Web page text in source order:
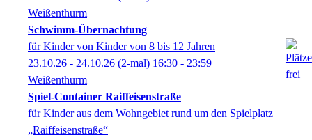
Weißenthurm
Schwimm-Übernachtung
für Kinder von Kinder von 8 bis 12 Jahren
23.10.26 - 24.10.26 (2-mal) 16:30 - 23:59
Weißenthurm
Spiel-Container Raiffeisenstraße
für Kinder aus dem Wohngebiet rund um den Spielplatz
„Raiffeisenstraße“